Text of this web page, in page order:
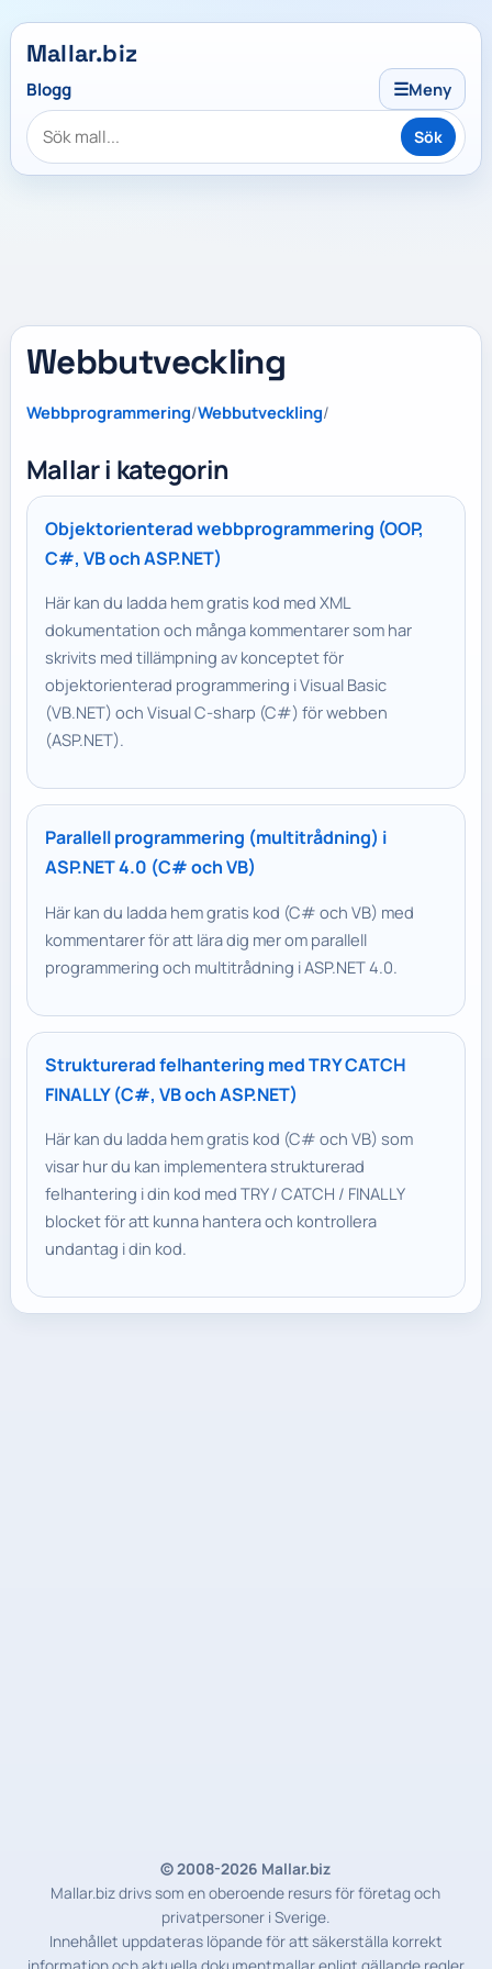
Mallar.biz
Blogg ☰Meny
Sök
Webbutveckling
Webbprogrammering/Webbutveckling/
Mallar i kategorin
Objektorienterad webbprogrammering (OOP,
C#, VB och ASP.NET)
Här kan du ladda hem gratis kod med XML
dokumentation och många kommentarer som har
skrivits med tillämpning av konceptet för
objektorienterad programmering i Visual Basic
(VB.NET) och Visual C-sharp (C#) för webben
(ASP.NET).
Parallell programmering (multitrådning) i
ASP.NET 4.0 (C# och VB)
Här kan du ladda hem gratis kod (C# och VB) med
kommentarer för att lära dig mer om parallell
programmering och multitrådning i ASP.NET 4.0.
Strukturerad felhantering med TRY CATCH
FINALLY (C#, VB och ASP.NET)
Här kan du ladda hem gratis kod (C# och VB) som
visar hur du kan implementera strukturerad
felhantering i din kod med TRY / CATCH / FINALLY
blocket för att kunna hantera och kontrollera
undantag i din kod.
© 2008-2026 Mallar.biz
Mallar.biz drivs som en oberoende resurs för företag och
privatpersoner i Sverige.
Innehållet uppdateras löpande för att säkerställa korrekt